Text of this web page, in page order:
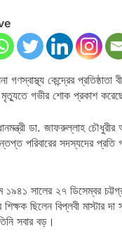
গণস্বাস্থ্য কেন্দ্রের
গভীর শোক প্রকাশ
ডা. জাফরুল্লাহ চৌধুরীর
পরিবারের সদস্যদের প্রতি
সালের ২৭ ডিসেম্বর
ছিলেন বিপ্লবী মাস্টার দা
সবার বড়।